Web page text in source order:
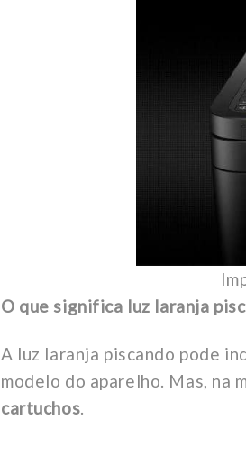
O que significa luz laranja
A luz laranja piscando pode
modelo do aparelho. Mas, na
cartuchos.